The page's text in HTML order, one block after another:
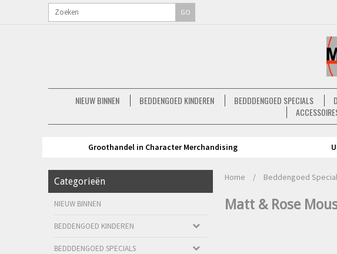
GO
NIEUW BINNEN BEDDENGOED KINDEREN BEDDDENGOED SPECIALS
Groothandel in Character Merchandising
Categorieën
NIEUW BINNEN
BEDDENGOED KINDEREN
BEDDDENGOED SPECIALS
Home / Beddengoed
Matt & Rose